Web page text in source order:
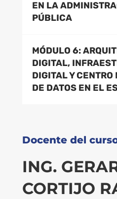
EN LA
PÚBLICA
MÓDULO 6:
DIGITAL,
DIGITAL Y
DE DATOS EN EL
Docente del
ING.
CORTIJO